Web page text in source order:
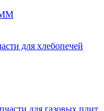
для хлебопечей
для газовых плит